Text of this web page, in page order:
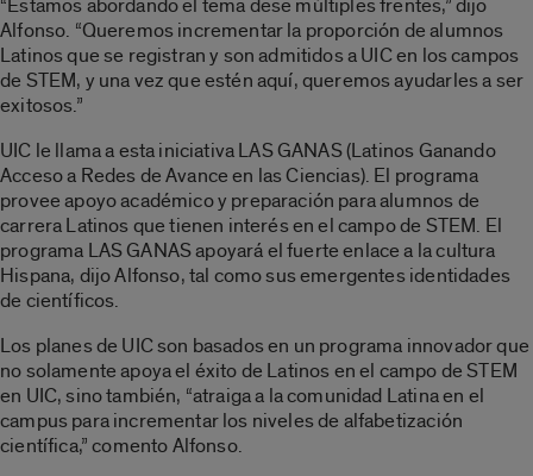
“Estamos abordando el tema dese múltiples frentes,” dijo
Alfonso. “Queremos incrementar la proporción de alumnos
Latinos que se registran y son admitidos a UIC en los campos
de STEM, y una vez que estén aquí, queremos ayudarles a ser
exitosos.”
UIC le llama a esta iniciativa LAS GANAS (Latinos Ganando
Acceso a Redes de Avance en las Ciencias). El programa
provee apoyo académico y preparación para alumnos de
carrera Latinos que tienen interés en el campo de STEM. El
programa LAS GANAS apoyará el fuerte enlace a la cultura
Hispana, dijo Alfonso, tal como sus emergentes identidades
de científicos.
Los planes de UIC son basados en un programa innovador que
no solamente apoya el éxito de Latinos en el campo de STEM
en UIC, sino también, “atraiga a la comunidad Latina en el
campus para incrementar los niveles de alfabetización
científica,” comento Alfonso.